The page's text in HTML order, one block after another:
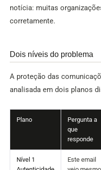
notícia: muitas
corretamente.
Dois níveis do problema
A proteção das
analisada em dois planos
Plano
Pergunta a
que
responde
Nível 1
Este email